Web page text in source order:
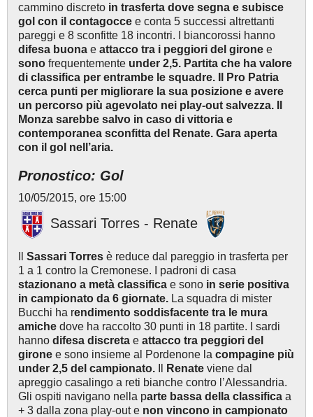
cammino discreto in trasferta dove segna e subisce
gol con il contagocce e conta 5 successi altrettanti
pareggi e 8 sconfitte 18 incontri. I biancorossi hanno
difesa buona e attacco tra i peggiori del girone e
sono frequentemente under 2,5. Partita che ha valore
di classifica per entrambe le squadre. Il Pro Patria
cerca punti per migliorare la sua posizione e avere
un percorso più agevolato nei play-out salvezza. Il
Monza sarebbe salvo in caso di vittoria e
contemporanea sconfitta del Renate. Gara aperta
con il gol nell’aria.
Pronostico: Gol
10/05/2015, ore 15:00
Sassari Torres - Renate
Sassari Torres è reduce dal pareggio in trasferta per
1 a 1 contro la Cremonese. I padroni di casa
stazionano a metà classifica e sono in serie positiva
in campionato da 6 giornate. La squadra di mister
Bucchi ha rendimento soddisfacente tra le mura
amiche dove ha raccolto 30 punti in 18 partite. I sardi
hanno difesa discreta e attacco tra peggiori del
girone e sono insieme al Pordenone la compagine più
under 2,5 del campionato.
Renate viene dal
apreggio casalingo a reti bianche contro l’Alessandria.
Gli ospiti navigano nella parte bassa della classifica a
+ 3 dalla zona play-out e non vincono in campionato